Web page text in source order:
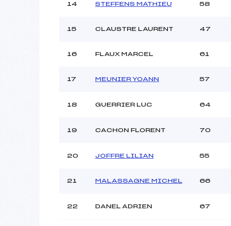
14 STEFFENS MATHIEU 58
15 CLAUSTRE LAURENT 47
16 FLAUX MARCEL 61
17 MEUNIER YOANN 57
18 GUERRIER LUC 64
19 CACHON FLORENT 70
20 JOFFRE LILIAN 55
21 MALASSAGNE MICHEL 66
22 DANEL ADRIEN 67